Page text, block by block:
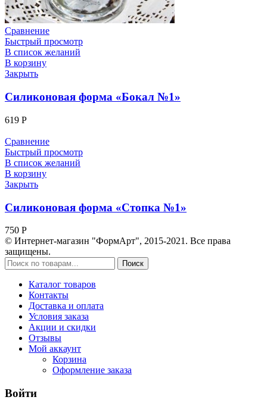
Сравнение
Быстрый просмотр
В список желаний
В корзину
Закрыть
Силиконовая форма «Бокал №1»
619 Р
Сравнение
Быстрый просмотр
В список желаний
В корзину
Закрыть
Силиконовая форма «Стопка №1»
750 Р
© Интернет-магазин "ФормАрт", 2015-2021. Все права
защищены.
Поиск
Каталог товаров
Контакты
Доставка и оплата
Условия заказа
Акции и скидки
Отзывы
Мой аккаунт
Корзина
Оформление заказа
Войти